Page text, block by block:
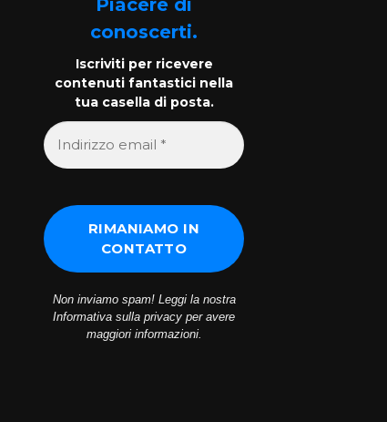
Piacere di
conoscerti.
Iscriviti per ricevere
contenuti fantastici nella
tua casella di posta.
Non inviamo spam! Leggi la nostra
Informativa sulla privacy per avere
maggiori informazioni.